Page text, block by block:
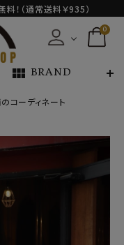
！（通常送料￥935）
0
view_module BRAND
コーディネート